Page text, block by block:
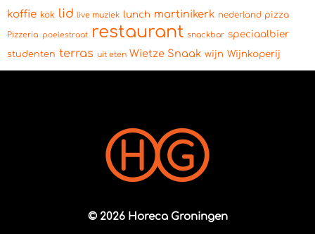
koffie kok lid live muziek lunch martinikerk nederland pizza
Pizzeria poelestraat restaurant snackbar speciaalbier
studenten terras uit eten Wietze Snaak wijn Wijnkoperij
© 2026 Horeca Groningen